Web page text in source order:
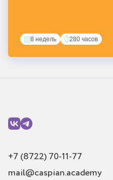
8 недель 280 часов
+7 (8722) 70-11-77
mail@caspian.academy